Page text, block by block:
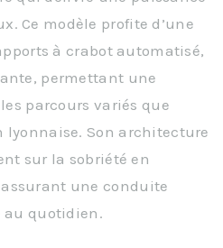
Ce modèle profite d’une
à crabot automatisé,
permettant une
parcours variés que
lyonnaise. Son architecture
sur la sobriété en
une conduite
au quotidien.